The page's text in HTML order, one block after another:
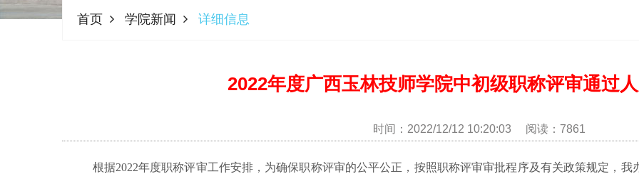
首页 学院新闻 详细信息
2022年度广西玉林技师学院中初级职称评审通过
时间：2022/12/12 10:20:03 阅读：7861
根据2022年度职称评审工作安排，为确保职称评审的公平公正，按照职称评审审批程序及有关政策规定，